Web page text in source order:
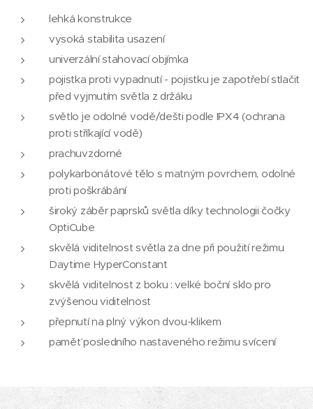
lehká konstrukce
vysoká stabilita usazení
univerzální stahovací objímka
pojistka proti vypadnutí - pojistku je zapotřebí stlačit
před vyjmutím světla z držáku
světlo je odolné vodě/dešti podle IPX4 (ochrana
proti stříkající vodě)
prachuvzdorné
polykarbonátové tělo s matným povrchem, odolné
proti poškrábání
široký záběr paprsků světla díky technologii čočky
OptiCube
skvělá viditelnost světla za dne při použití režimu
Daytime HyperConstant
skvělá viditelnost z boku : velké boční sklo pro
zvýšenou viditelnost
přepnutí na plný výkon dvou-klikem
paměť posledního nastaveného režimu svícení